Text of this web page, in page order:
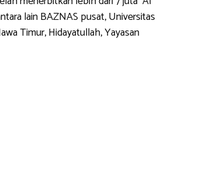
lain BAZNAS pusat, Universitas
Timur, Hidayatullah, Yayasan